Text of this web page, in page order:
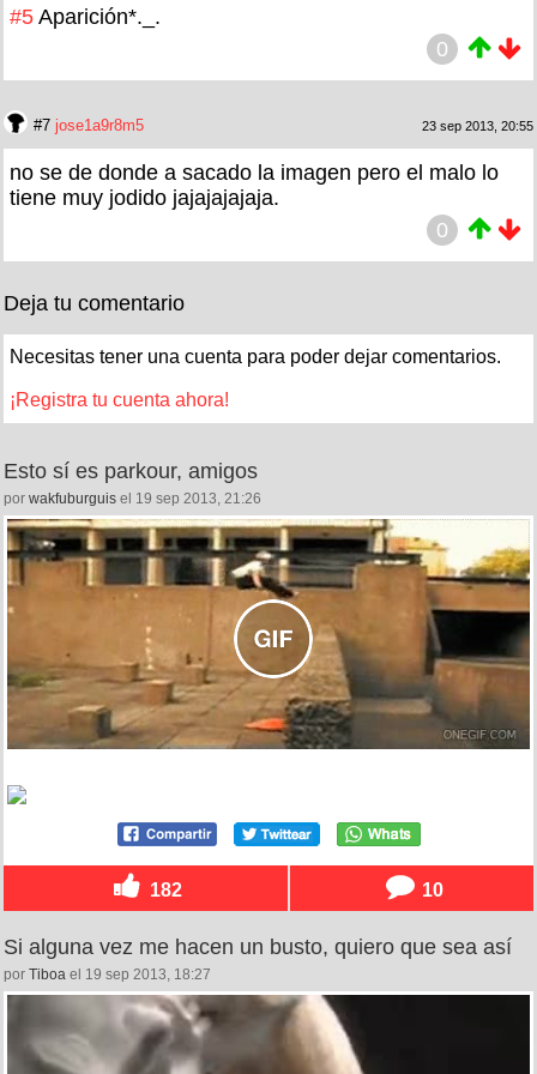
#5 Aparición*._.
0
#7 jose1a9r8m5 23 sep 2013, 20:55
no se de donde a sacado la imagen pero el malo lo
tiene muy jodido jajajajajaja.
0
Deja tu comentario
Necesitas tener una cuenta para poder dejar comentarios.
¡Registra tu cuenta ahora!
Esto sí es parkour, amigos
por wakfuburguis el 19 sep 2013, 21:26
182 10
Si alguna vez me hacen un busto, quiero que sea así
por Tiboa el 19 sep 2013, 18:27